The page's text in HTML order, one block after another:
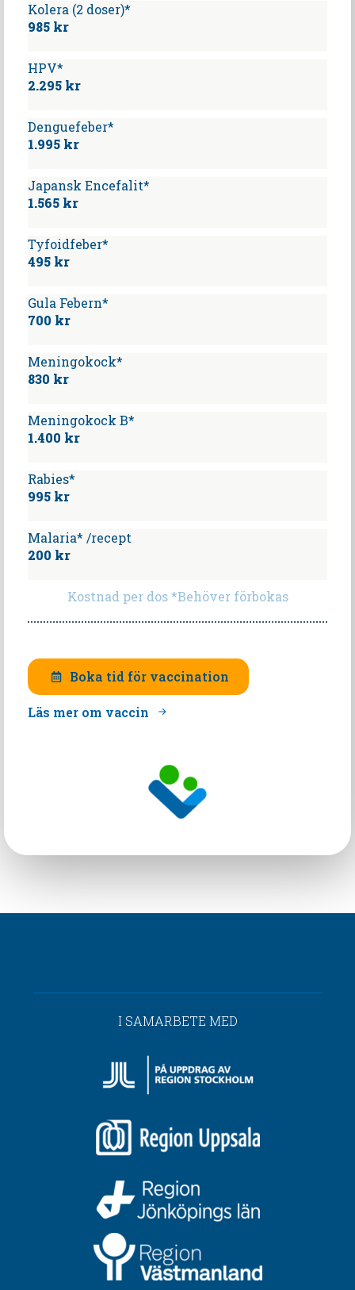
Kolera (2 doser)*
985 kr
HPV*
2.295 kr
Denguefeber*
1.995 kr
Japansk Encefalit*
1.565 kr
Tyfoidfeber*
495 kr
Gula Febern*
700 kr
Meningokock*
830 kr
Meningokock B*
1.400 kr
Rabies*
995 kr
Malaria* /recept
200 kr
Kostnad per dos *Behöver förbokas
Boka tid för vaccination
Läs mer om vaccin
I SAMARBETE MED